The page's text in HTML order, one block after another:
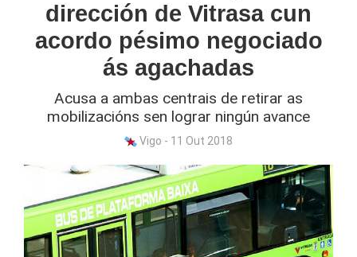
dirección de Vitrasa cun
acordo pésimo negociado
ás agachadas
Acusa a ambas centrais de retirar as
mobilizacións sen lograr ningún avance
Vigo - 11 Out 2018